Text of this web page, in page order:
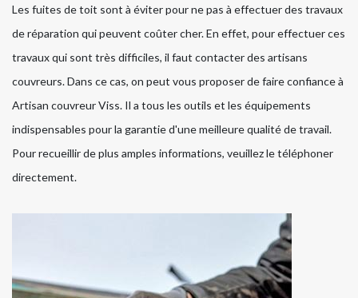
Les fuites de toit sont à éviter pour ne pas à effectuer des travaux
de réparation qui peuvent coûter cher. En effet, pour effectuer ces
travaux qui sont très difficiles, il faut contacter des artisans
couvreurs. Dans ce cas, on peut vous proposer de faire confiance à
Artisan couvreur Viss. Il a tous les outils et les équipements
indispensables pour la garantie d'une meilleure qualité de travail.
Pour recueillir de plus amples informations, veuillez le téléphoner
directement.